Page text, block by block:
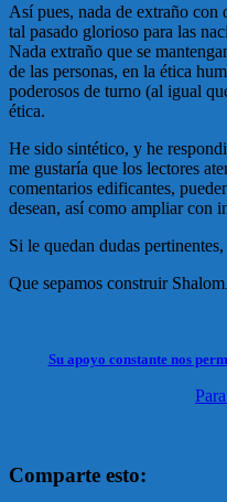
Así pues, nada de extraño con
tal pasado glorioso para las
Nada extraño que se
de las personas, en la ética
poderosos de turno (al igual
ética.
He sido sintético, y he
me gustaría que los lectores
comentarios edificantes,
desean, así como ampliar con
Si le quedan dudas
Que sepamos construir Shalom
Su apoyo constante nos
Comparte esto: